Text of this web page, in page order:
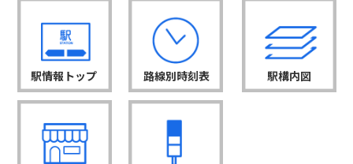
駅情報トップ 路線別時刻表 駅構内図